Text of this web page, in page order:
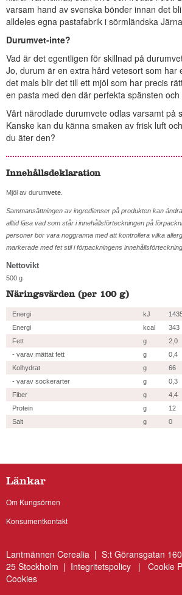
varsam hand av svenska bönder innan det
alldeles egna pastafabrik i sörmländska
Durumvet-inte?
Vad är det egentligen för skillnad på
Jo, durum är en extra hård vetesort som har
det mals blir det till ett mjöl som har precis
en pasta med den där perfekta spänsten
Vårt närodlade durumvete odlas varsamt på
Kanske kan du känna smaken av frisk luft
du äter den?
Innehållsdeklaration
Mjöl av durumvete.
Sammansättningen av ingredienser på produkten kan
alltid läsa vad som står i innehållsförteckningen på
personer bör vara noggranna med att kontrollera vilka
markerade med fet stil i förpackningens
Nettovikt
500 g
Näringsvärden (per 100 g)
Energi kJ
Energi
kcal
343
Fett
g
2,0
- varav mättat fett
g
0,4
Kolhydrat
g
66
- varav sockerarter
g
0,3
Fiber
g
4,4
Protein
g
12
Salt
g 0
Länkar
Om Kungsörnen
Konsumentkontakt
Lantmännen Cerealia | S:t Göransgatan
25 Stockholm | Integritetspolicy | Cookie
Cookies